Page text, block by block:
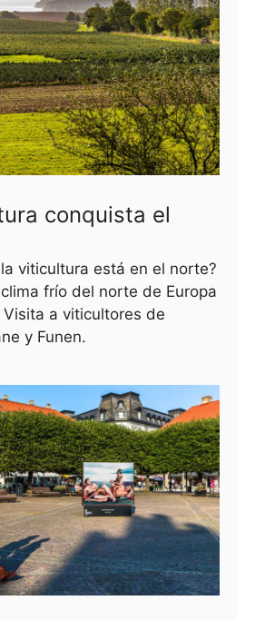
conquista el
viticultura está en el norte?
frío del norte de Europa
Visita a viticultores de
y Funen.